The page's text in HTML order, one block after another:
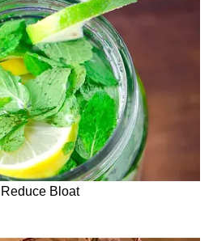
गहरी पत्तियों वाला
कम पानी की आवश्यकता